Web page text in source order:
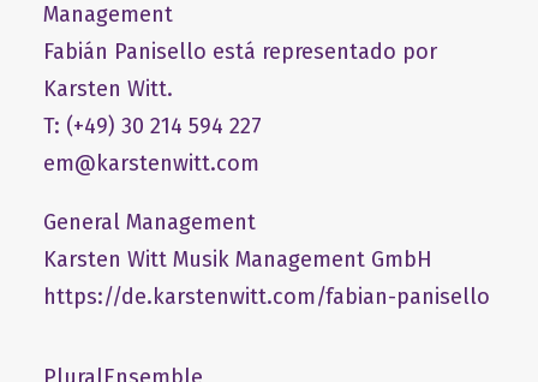
Management
Fabián Panisello está representado por
Karsten Witt.
T: (+49) 30 214 594 227
em@karstenwitt.com
General Management
​Karsten Witt Musik Management GmbH​
https://de.karstenwitt.com/fabian-panisello